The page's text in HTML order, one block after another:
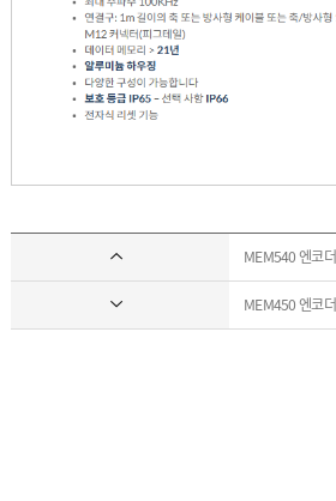
MEM540 엔코더
MEM450 엔코더